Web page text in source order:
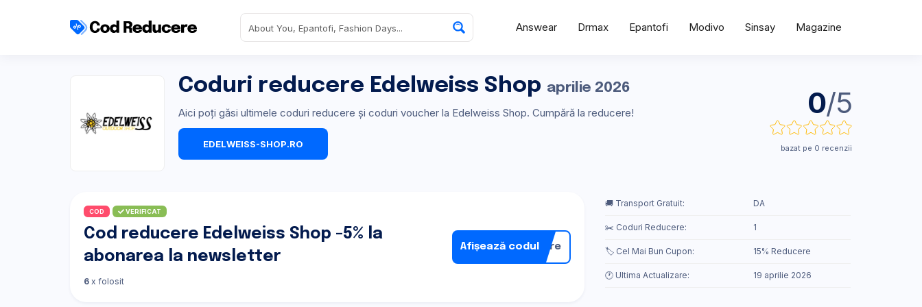
Answear Drmax Epantofi Modivo Sinsay Magazine
Coduri reducere Edelweiss Shop aprilie 2026
Aici poți găsi ultimele coduri reducere și coduri voucher la Edelweiss Shop. Cumpără la reducere!
EDELWEISS-SHOP.RO
0/5
bazat pe 0 recenzii
COD VERIFICAT
Cod reducere Edelweiss Shop -5% la
abonarea la newsletter
6 x folosit
Afișează codulnare
🚚 Transport Gratuit: DA
✂️ Coduri Reducere: 1
🏷️ Cel Mai Bun Cupon: 15% Reducere
🕐 Ultima Actualizare: 19 aprilie 2026